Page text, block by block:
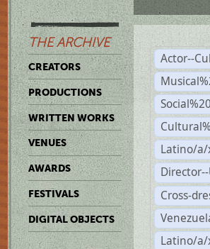
THE ARCHIVE
CREATORS
PRODUCTIONS
WRITTEN WORKS
VENUES
AWARDS
FESTIVALS
DIGITAL OBJECTS
Actor--
Latino/a/
Cross-
Latino/a/